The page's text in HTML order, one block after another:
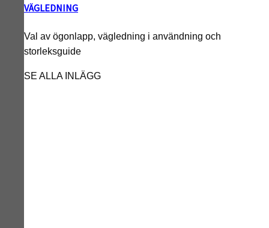
VÄGLEDNING
Val av ögonlapp, vägledning i användning och
storleksguide
SE ALLA INLÄGG